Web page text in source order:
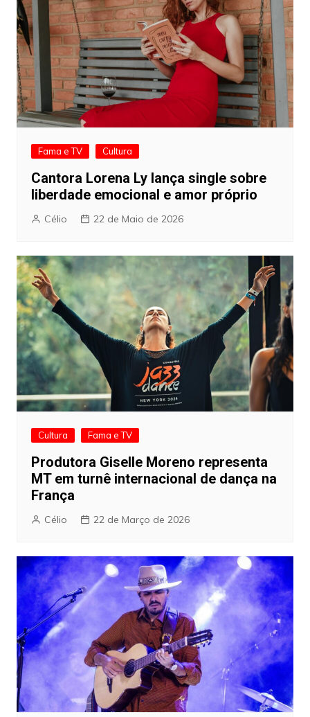
Fama e TV Cultura
Cantora Lorena Ly lança single sobre
liberdade emocional e amor próprio
Célio 22 de Maio de 2026
Cultura Fama e TV
Produtora Giselle Moreno representa
MT em turnê internacional de dança na
França
Célio 22 de Março de 2026